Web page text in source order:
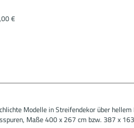
€
Modelle in Streifendekor über hellem
Maße 400 x 267 cm bzw. 387 x